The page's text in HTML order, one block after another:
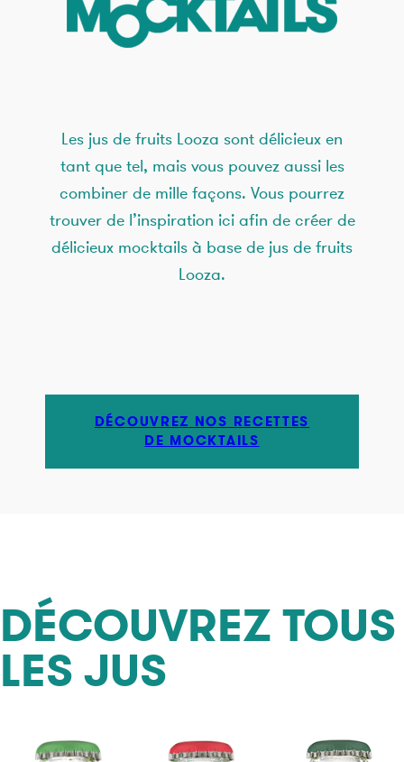
Les jus de fruits Looza sont délicieux en
tant que tel, mais vous pouvez aussi les
combiner de mille façons. Vous pourrez
trouver de l’inspiration ici afin de créer de
délicieux mocktails à base de jus de fruits
Looza.
DÉCOUVREZ NOS RECETTES
DE MOCKTAILS
DÉCOUVREZ TOUS
LES JUS